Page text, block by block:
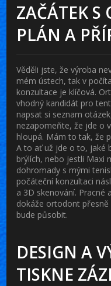
ZAČÁTEK
PLÁN A
Věděli jste, že výroba
mém ústech, tak v
konzultace je klíčová.
vhodný kandidát pro
napsat si seznam
nezapomeňte, že jde o
hloupá. Mám to tak, že
A to ať už jde o to, jaké
brýlích, nebo jestli Maxi
dohromady s mými
počáteční konzultaci
a 3D skenování. Pracné
dokáže ortodont
bude působit.
DESIGN A
TISKNE